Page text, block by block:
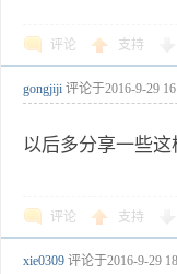
评论 支持
gongjiji 评论于2016-9-29
以后多分享一些
评论 支持
xie0309 评论于2016-9-29